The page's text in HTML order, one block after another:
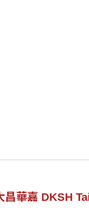
昌華嘉 DKSH